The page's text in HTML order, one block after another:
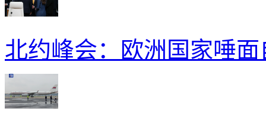
北约峰会：欧洲国家唾